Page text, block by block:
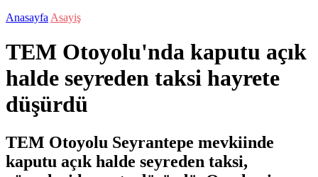
Anasayfa Asayiş
TEM Otoyolu'nda kaputu açık
halde seyreden taksi hayrete
düşürdü
TEM Otoyolu Seyrantepe mevkiinde
kaputu açık halde seyreden taksi,